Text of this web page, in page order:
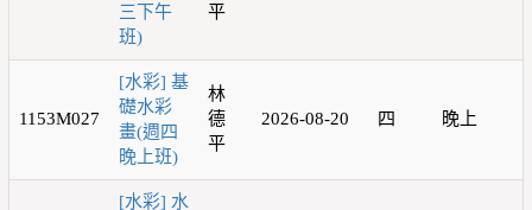
三下午
班)
平
1153M027
[水彩] 基
礎水彩
畫(週四
晚上班)
林
德
平
2026-08-20 四 晚上
[水彩] 水